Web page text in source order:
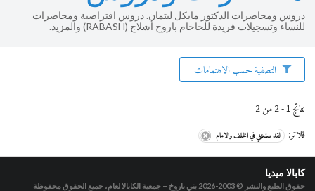
دروس ومحاضرات الدكتور مايكل ليتمان. دروس افتراضية ومحاضرات
للنساء وتسجيلات فريدة للحاخام باروخ أشلاج (RABASH) والمزيد.
التصفية حسب الاهتمامات
نتائج 1 - 2 من 2
فلاتر : لقد صنعتني في الخلف والامام
كابالا ميديا
حقوق الطبع والنشر © 2003-2026
بني باروخ – جمعية الكابالا لعام، جميع الحقوق محفوظة